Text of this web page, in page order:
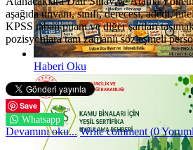
Haberi Oku
aşağıda unvanı, sınıfı, derecesi, adedi,
KPSS taban puanı ve diğer şartları
pozisyonlara tam zamanlı sözleşmeli
Save
Whatsapp
Devamını oku... Write comment (0